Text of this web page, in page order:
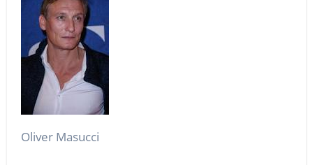
Oliver Masucci